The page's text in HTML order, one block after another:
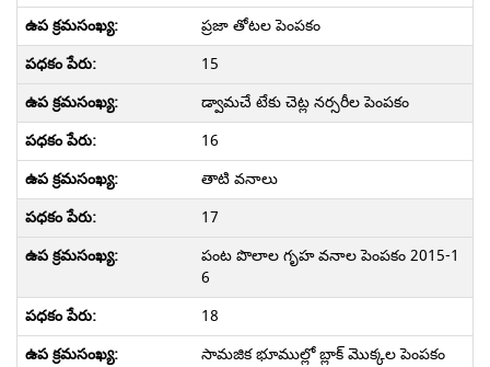
ప్రజా తోటల పెంపకం
15
డ్వామచే టేకు చెట్ల నర్సరీల పెంపకం
16
తాటి వనాలు
17
పంట పొలాల గృహ వనాల పెంపకం 2015-1
6
18
సామజిక భూముల్లో బ్లాక్ మొక్కల పెంపకం